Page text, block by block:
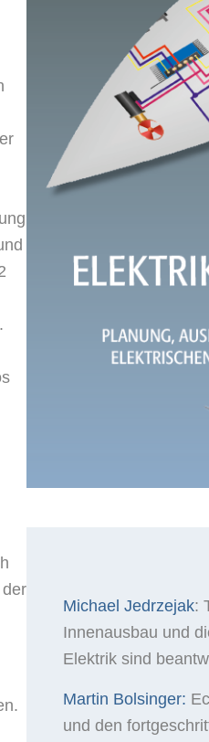
Michael Jedrzejak:
Innenausbau und
Elektrik sind
Martin Bolsinger:
und den